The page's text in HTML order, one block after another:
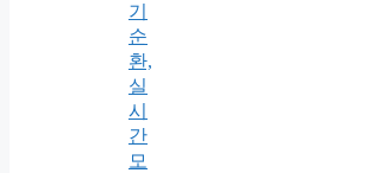
기
순
환,
실
시
간
모